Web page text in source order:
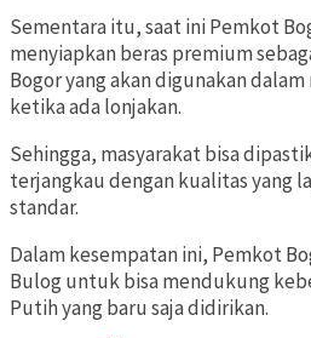
Sementara itu, saat ini Pemkot
menyiapkan beras premium
Bogor yang akan digunakan
ketika ada lonjakan.
Sehingga, masyarakat bisa
terjangkau dengan kualitas yang
standar.
Dalam kesempatan ini, Pemkot
Bulog untuk bisa mendukung
Putih yang baru saja didirikan.